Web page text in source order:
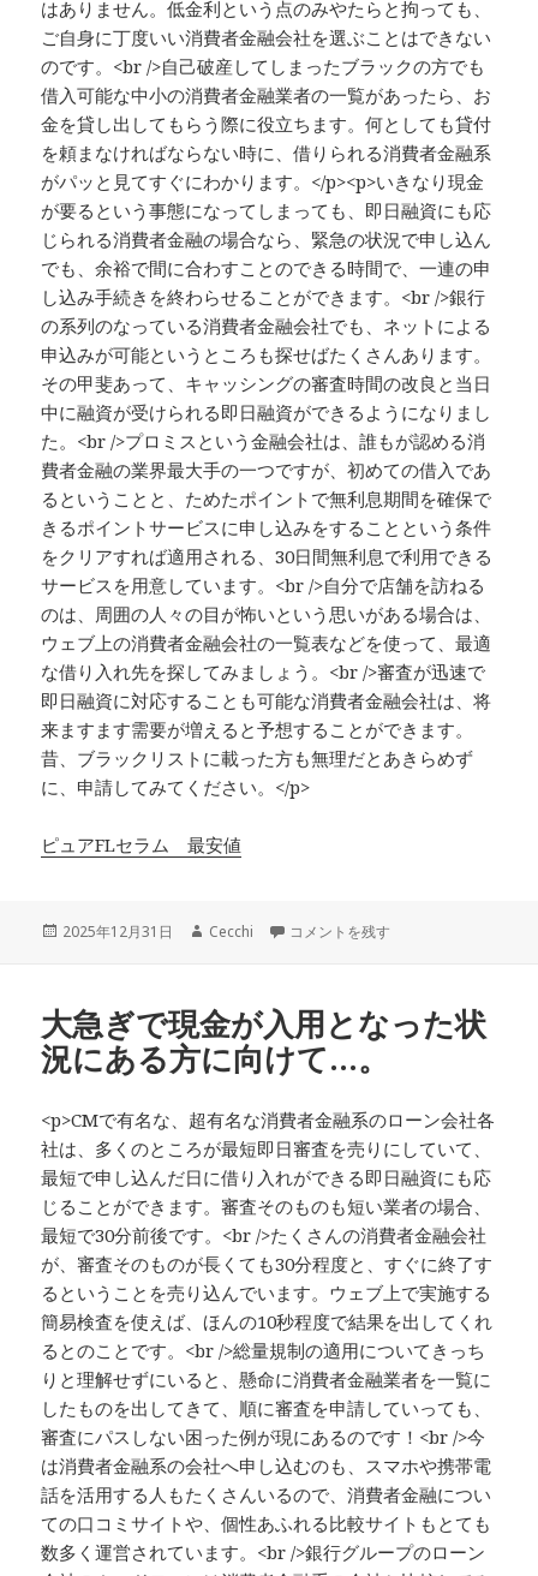
はありません。低金利という点のみやたらと拘っても、
ご自身に丁度いい消費者金融会社を選ぶことはできない
のです。<br />自己破産してしまったブラックの方でも
借入可能な中小の消費者金融業者の一覧があったら、お
金を貸し出してもらう際に役立ちます。何としても貸付
を頼まなければならない時に、借りられる消費者金融系
がパッと見てすぐにわかります。</p><p>いきなり現金
が要るという事態になってしまっても、即日融資にも応
じられる消費者金融の場合なら、緊急の状況で申し込ん
でも、余裕で間に合わすことのできる時間で、一連の申
し込み手続きを終わらせることができます。<br />銀行
の系列のなっている消費者金融会社でも、ネットによる
申込みが可能というところも探せばたくさんあります。
その甲斐あって、キャッシングの審査時間の改良と当日
中に融資が受けられる即日融資ができるようになりまし
た。<br />プロミスという金融会社は、誰もが認める消
費者金融の業界最大手の一つですが、初めての借入であ
るということと、ためたポイントで無利息期間を確保で
きるポイントサービスに申し込みをすることという条件
をクリアすれば適用される、30日間無利息で利用できる
サービスを用意しています。<br />自分で店舗を訪ねる
のは、周囲の人々の目が怖いという思いがある場合は、
ウェブ上の消費者金融会社の一覧表などを使って、最適
な借り入れ先を探してみましょう。<br />審査が迅速で
即日融資に対応することも可能な消費者金融会社は、将
来ますます需要が増えると予想することができます。
昔、ブラックリストに載った方も無理だとあきらめず
に、申請してみてください。</p>
ピュアFLセラム 最安値
投
2025年12月31日
作
Cecchi 借り入れる額によっても金利は変わ
コメントを残す
大急ぎで現金が入用となった状
況にある方に向けて…。
<p>CMで有名な、超有名な消費者金融系のローン会社各
社は、多くのところが最短即日審査を売りにしていて、
最短で申し込んだ日に借り入れができる即日融資にも応
じることができます。審査そのものも短い業者の場合、
最短で30分前後です。<br />たくさんの消費者金融会社
が、審査そのものが長くても30分程度と、すぐに終了す
るということを売り込んでいます。ウェブ上で実施する
簡易検査を使えば、ほんの10秒程度で結果を出してくれ
るとのことです。<br />総量規制の適用についてきっち
りと理解せずにいると、懸命に消費者金融業者を一覧に
したものを出してきて、順に審査を申請していっても、
審査にパスしない困った例が現にあるのです！<br />今
は消費者金融系の会社へ申し込むのも、スマホや携帯電
話を活用する人もたくさんいるので、消費者金融につい
ての口コミサイトや、個性あふれる比較サイトもとても
数多く運営されています。<br />銀行グループのローン